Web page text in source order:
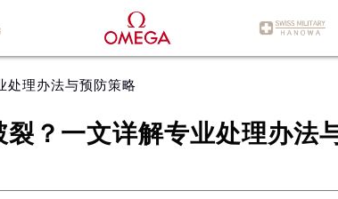
处理办法与预防策略
裂？一文详解专业处理办法